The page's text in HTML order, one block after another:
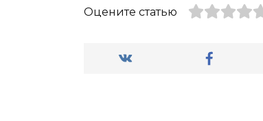
Оцените статью